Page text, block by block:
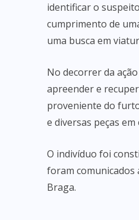
identificar o
cumprimento de
uma busca em
No decorrer da
apreender e
proveniente do
e diversas peças
O indivíduo foi
foram comunicados
Braga.